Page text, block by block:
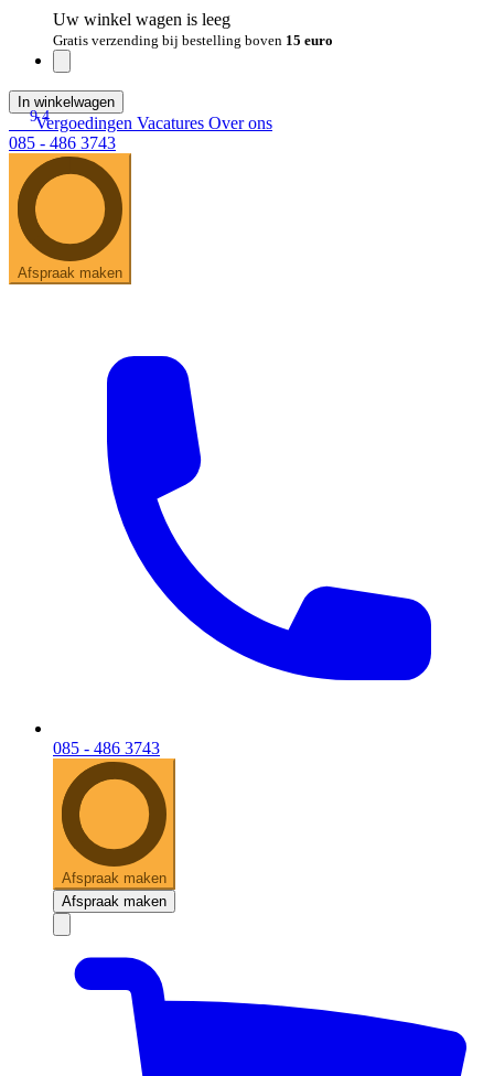
Uw winkel wagen is leeg
Gratis verzending bij bestelling boven 15 euro
In winkelwagen
9.4
Vergoedingen Vacatures Over ons
085 - 486 3743
Afspraak maken
085 - 486 3743
Afspraak maken
Afspraak maken